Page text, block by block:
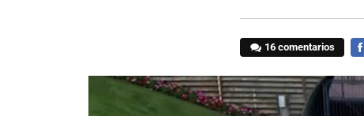
16 comentarios